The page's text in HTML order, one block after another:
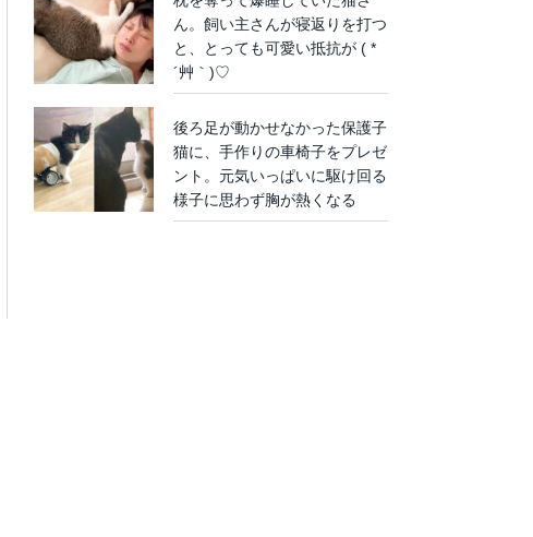
ん。飼い主さんが寝返りを打つ
と、とっても可愛い抵抗が ( *
´艸｀)♡
後ろ足が動かせなかった保護子
猫に、手作りの車椅子をプレゼ
ント。元気いっぱいに駆け回る
様子に思わず胸が熱くなる